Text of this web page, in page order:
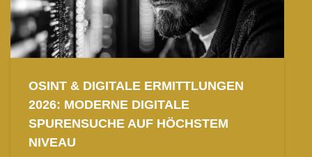
OSINT & DIGITALE ERMITTLUNGEN
2026: MODERNE DIGITALE
SPURENSUCHE AUF HÖCHSTEM
NIVEAU